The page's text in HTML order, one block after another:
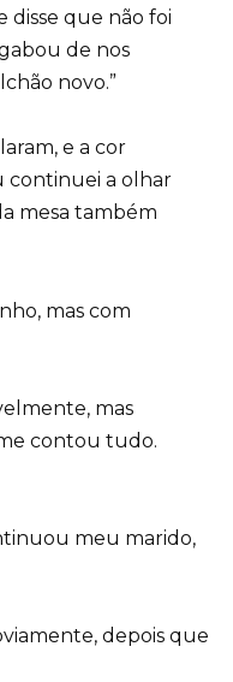
disse que não foi
de nos
novo.”
e a cor
continuei a olhar
mesa também
mas com
mas
contou tudo.
meu marido,
depois que